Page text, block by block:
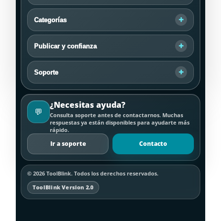
Categorías
Publicar y confianza
Soporte
💬
¿Necesitas ayuda?
Consulta soporte antes de contactarnos. Muchas
respuestas ya están disponibles para ayudarte más
rápido.
Ir a soporte Contacto
© 2026 ToolBlink. Todos los derechos reservados.
ToolBlink Version 2.0